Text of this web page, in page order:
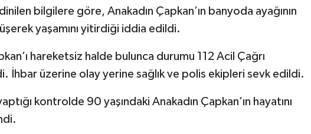
bilgilere göre, Anakadın Çapkan’ın banyoda ayağının
yaşamını yitirdiği iddia edildi.
hareketsiz halde bulunca durumu 112 Acil Çağrı
İhbar üzerine olay yerine sağlık ve polis ekipleri sevk edildi.
kontrolde 90 yaşındaki Anakadın Çapkan’ın hayatını